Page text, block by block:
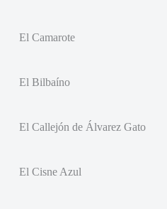
El Camarote
El Bilbaíno
El Callejón de Álvarez Gato
El Cisne Azul